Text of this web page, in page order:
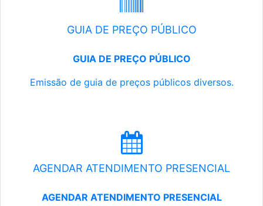
GUIA DE PREÇO PÚBLICO
GUIA DE PREÇO PÚBLICO
Emissão de guia de preços públicos diversos.
AGENDAR ATENDIMENTO PRESENCIAL
AGENDAR ATENDIMENTO PRESENCIAL